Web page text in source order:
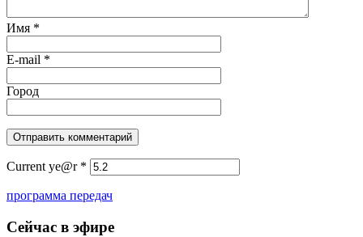
Имя *
E-mail *
Город
Current ye@r *
программа передач
Сейчас в эфире